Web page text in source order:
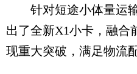
针对短途小体量运输
出了全新X1小卡，融合
现重大突破，满足物流